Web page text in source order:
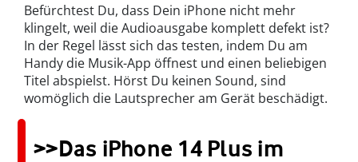
Befürchtest Du, dass Dein iPhone nicht mehr
klingelt, weil die Audioausgabe komplett defekt ist?
In der Regel lässt sich das testen, indem Du am
Handy die Musik-App öffnest und einen beliebigen
Titel abspielst. Hörst Du keinen Sound, sind
womöglich die Lautsprecher am Gerät beschädigt.
>>Das iPhone 14 Plus im